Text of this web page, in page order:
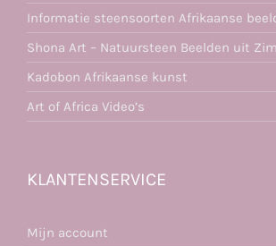
Informatie steensoorten Afrikaanse
Shona Art – Natuursteen Beelden uit
Kadobon Afrikaanse kunst
Art of Africa Video’s
KLANTENSERVICE
Mijn account